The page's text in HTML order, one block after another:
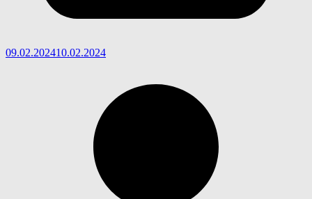
09.02.202410.02.2024